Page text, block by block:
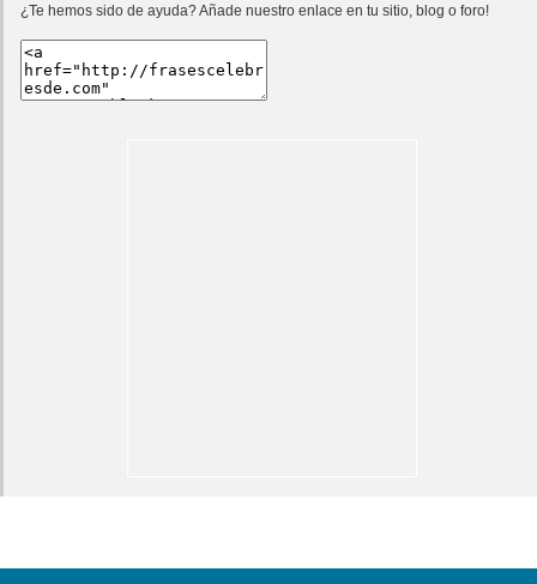
¿Te hemos sido de ayuda? Añade nuestro enlace en tu sitio, blog o foro!